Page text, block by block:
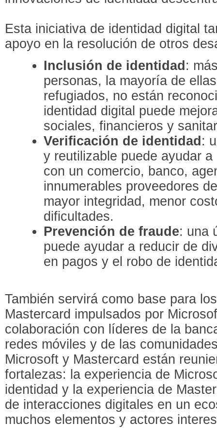
Esta iniciativa de identidad digital
apoyo en la resolución de otros
Inclusión de identidad:
personas, la mayoría de
refugiados, no están
identidad digital puede
sociales, financieros y
Verificación de identidad:
y reutilizable puede ayudar
con un comercio, banco,
innumerables proveedores
mayor integridad, menor
dificultades.
Prevención de fraude: una
puede ayudar a reducir de
en pagos y el robo de
También servirá como base para
Mastercard impulsados por
colaboración con líderes de la
redes móviles y de las
Microsoft y Mastercard están
fortalezas: la experiencia de
identidad y la experiencia de
de interacciones digitales en un
muchos elementos y actores